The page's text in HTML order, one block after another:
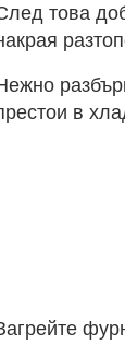
това
в